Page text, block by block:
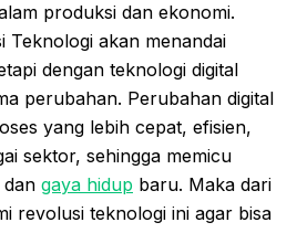
produksi dan ekonomi.
Teknologi akan menandai
dengan teknologi digital
perubahan. Perubahan digital
yang lebih cepat, efisien,
sektor, sehingga memicu
dan gaya hidup baru. Maka dari
revolusi teknologi ini agar bisa